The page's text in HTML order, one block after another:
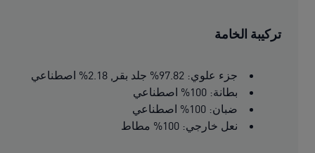
تركيبة الخامة
جزء علوي: 97.82% جلد بقر, 2.18% اصطناعي
بطانة: 100% اصطناعي
ضبان: 100% اصطناعي
نعل خارجي: 100% مطاط